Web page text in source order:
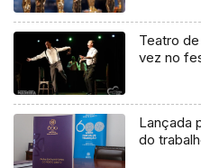
Teatro
vez no
Lançada
do